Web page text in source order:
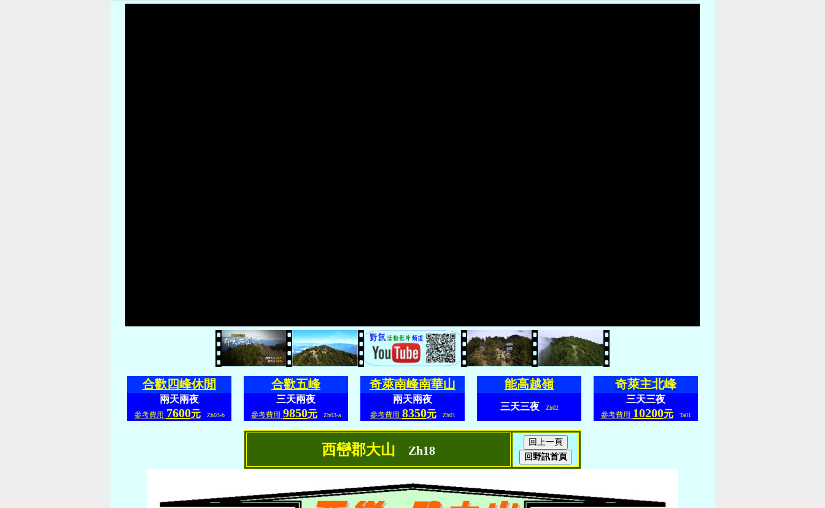
合歡四峰休閒
兩天兩夜
參考費用 7600元 Zh03-b
合歡五峰
三天兩夜
參考費用 9850元 Zh03-a
奇萊南峰南華山
兩天兩夜
參考費用 8350元 Zh01
能高越嶺
三天三夜 Zh02
奇萊主北峰
三天三夜
參考費用 10200元 Ta01
西巒郡大山 Zh18